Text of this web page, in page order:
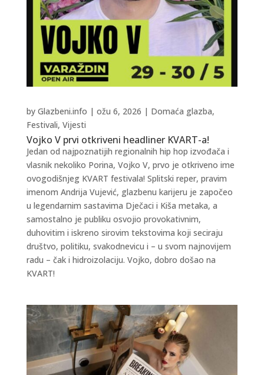
Vojko V prvi otkriveni headliner KVART-a!
by Glazbeni.info | ožu 6, 2026 | Domaća glazba,
Festivali, Vijesti
Jedan od najpoznatijih regionalnih hip hop izvođača i
vlasnik nekoliko Porina, Vojko V, prvo je otkriveno ime
ovogodišnjeg KVART festivala! Splitski reper, pravim
imenom Andrija Vujević, glazbenu karijeru je započeo
u legendarnim sastavima Dječaci i Kiša metaka, a
samostalno je publiku osvojio provokativnim,
duhovitim i iskreno sirovim tekstovima koji seciraju
društvo, politiku, svakodnevicu i – u svom najnovijem
radu – čak i hidroizolaciju. Vojko, dobro došao na
KVART!